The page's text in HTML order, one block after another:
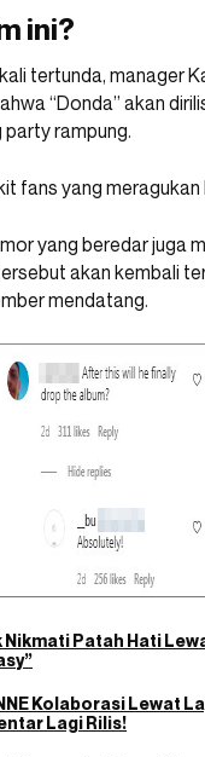
ini?
tertunda, manager
“Donda” akan
rampung.
fans yang
yang beredar juga
akan kembali
mendatang.
Nikmati Patah Hati
Kolaborasi Lewat
Lagi Rilis!